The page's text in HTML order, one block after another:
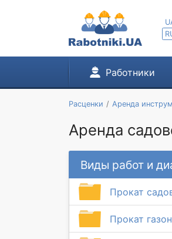
Работники
Расценки Аренда
Аренда
Виды работ и
Прокат
Прокат